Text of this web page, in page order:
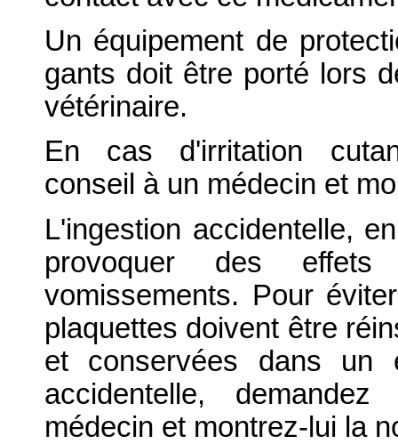
Un équipement de
gants doit être porté lors
vétérinaire.
En cas d'irritation
conseil à un médecin et
L'ingestion accidentelle,
provoquer des
vomissements. Pour
plaquettes doivent être
et conservées dans un
accidentelle,
médecin et montrez-lui la